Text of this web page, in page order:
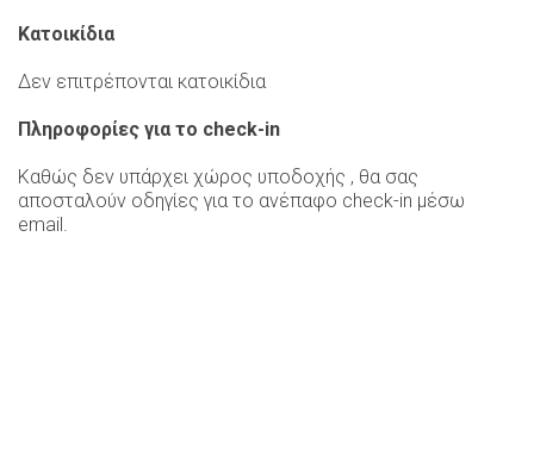
Κατοικίδια
Δεν επιτρέπονται κατοικίδια
Πληροφορίες για το check-in
Καθώς δεν υπάρχει χώρος υποδοχής , θα σας
αποσταλούν οδηγίες για το ανέπαφο check-in μέσω
email.